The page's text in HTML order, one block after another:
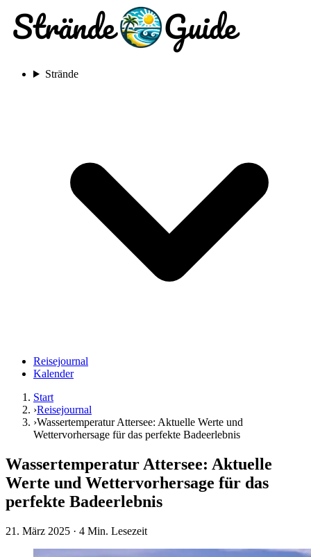
Strände
Reisejournal
Kalender
Start
›Reisejournal
›Wassertemperatur Attersee: Aktuelle Werte und
Wettervorhersage für das perfekte Badeerlebnis
Wassertemperatur Attersee: Aktuelle
Werte und Wettervorhersage für das
perfekte Badeerlebnis
21. März 2025 · 4 Min. Lesezeit